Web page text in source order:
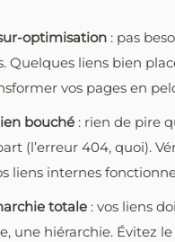
optimisation : pas
Quelques liens bien
vos pages en
bouché : rien de pire
(l’erreur 404, quoi).
liens internes
totale : vos liens
une hiérarchie. Évitez